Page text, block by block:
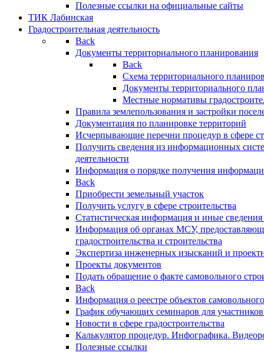
Полезные ссылки на официальные сайты
ТИК Лабинская
Градостроительная деятельность
Back
Документы территориального планирования
Back
Схема территориального
Документы территориального
Местные нормативы
Правила землепользования и застройки
Документация по планировке территорий
Исчерпывающие перечни процедур в сфере
Получить сведения из информационных
деятельности
Информация о порядке получения
Back
Приобрести земельный участок
Получить услугу в сфере строительства
Статистическая информация и иные сведения
Информация об органах МСУ,
градостроительства и строительства
Экспертиза инженерных изысканий и
Проекты документов
Подать обращение о факте самовольного
Back
Информация о реестре объектов
График обучающих семинаров для участников
Новости в сфере градостроительства
Калькулятор процедур. Инфографика.
Полезные ссылки